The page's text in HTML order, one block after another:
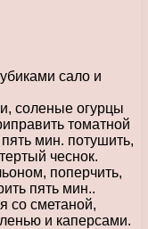
сало и
соленые огурцы
томатной
мин. потушить,
чеснок.
поперчить,
пять мин..
со сметаной,
и каперсами.